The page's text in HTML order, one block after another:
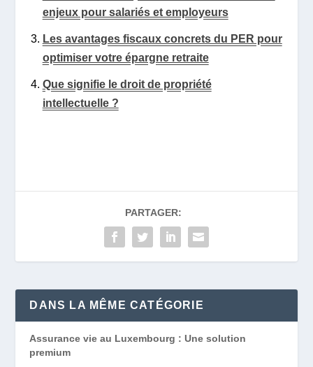
enjeux pour salariés et employeurs
Les avantages fiscaux concrets du PER pour
optimiser votre épargne retraite
Que signifie le droit de propriété
intellectuelle ?
PARTAGER:
DANS LA MÊME CATÉGORIE
Assurance vie au Luxembourg : Une solution
premium